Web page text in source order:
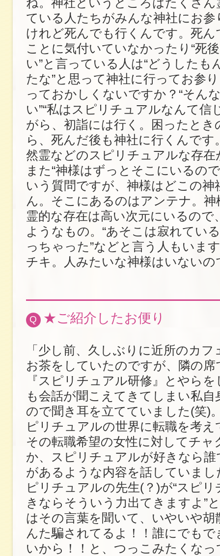
ている人たちがみんな神社にお
けれど死んでも行くんです。死
ことに気付いていなかったり“死
い”と言っている人は“どうしたも
たな”と思って神社に行ってお参
っておかしくないですか？“そん
い”“私はスピリチュアルなんて信
がら、初詣には行く。困ったとき
ら、死んだ後も神社に行くんです
然霊などのスピリチュアルな存
また“神様はずっとそこにいるの
いう質問ですが、神様はどこの神
ん。そこにあるのはアンテナ。
霊的な存在は高い次元にいるので
ようなもの。“あそこは寂れてい
っちゃった”などと言う人もいま
チキ。人みたいな神様はいないの
Q ★ご紹介したお便り
「少し前、久しぶりに近所のカ
お茶をしていたのですが、隣の
『スピリチュアル研修』とやら
も会話が聞こえてきてしまい私自
ので聞き耳を立てていました(笑)
ピリチュアルの世界に転職を考
その転職希望の女性に対してチャ
か、スピリチュアルが好きなら
があるような内容を話していま
ピリチュアルの先生(？)が“スピ
きならそういう力出てきますよ”
はその言葉を聞いて、いやいや胡
んた騙されてるよ！！誰にでも
いから！！と、つっこみたくな